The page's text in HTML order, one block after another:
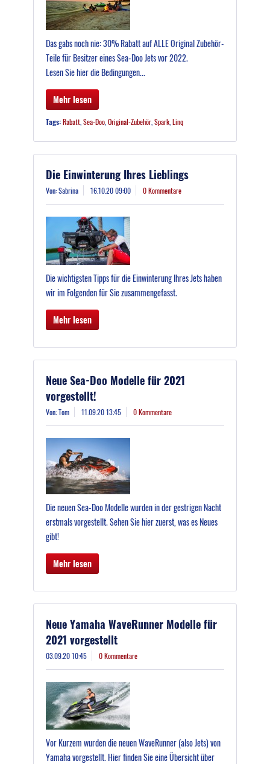
Das gabs noch nie: 30% Rabatt auf ALLE Original Zubehör-
Teile für Besitzer eines Sea-Doo Jets vor 2022.
Lesen Sie hier die Bedingungen...
Mehr lesen
Tags:Rabatt, Sea-Doo, Original-Zubehör, Spark, Linq
Die Einwinterung Ihres Lieblings
Von: Sabrina 16.10.20 09:00 0 Kommentare
Die wichtigsten Tipps für die Einwinterung Ihres Jets haben
wir im Folgenden für Sie zusammengefasst.
Mehr lesen
Neue Sea-Doo Modelle für 2021
vorgestellt!
Von: Tom 11.09.20 13:45 0 Kommentare
Die neuen Sea-Doo Modelle wurden in der gestrigen Nacht
erstmals vorgestellt. Sehen Sie hier zuerst, was es Neues
gibt!
Mehr lesen
Neue Yamaha WaveRunner Modelle für
2021 vorgestellt
03.09.20 10:45 0 Kommentare
Vor Kurzem wurden die neuen WaveRunner (also Jets) von
Yamaha vorgestellt. Hier finden Sie eine Übersicht über